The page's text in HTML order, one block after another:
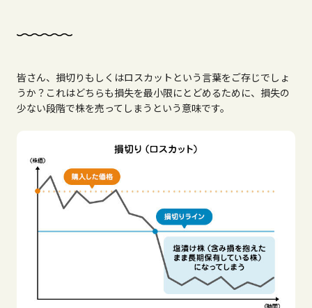
皆さん、損切りもしくはロスカットという言葉をご存じでしょ
うか？これはどちらも損失を最小限にとどめるために、損失の
少ない段階で株を売ってしまうという意味です。